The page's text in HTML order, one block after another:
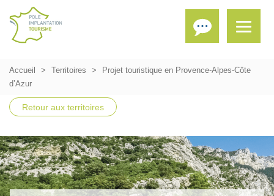
Accueil Territoires
Projet touristique en Provence-Alpes-Côte
d’Azur
Retour aux territoires